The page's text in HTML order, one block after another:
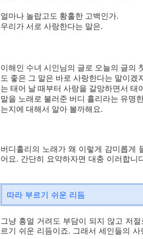
얼마나 놀랍고도 황홀한 고백인가.
우리가 서로 사랑한다는 말은.
이해인 수녀 시인님의 글로 오늘의 글의
도 좋은 그 말은 바로 사랑한다는 말이겠
는 태어 날 때부터 사랑을 갈망하면서
말을 노래로 불러준 버디 홀리라는 유명
는지에 대해서 알아 볼까해요.
버디홀리의 노래가 왜 이렇게 감미롭게
어요. 간단히 요약하자면 대충 이러합니
따라 부르기 쉬운 리듬
그냥 흥얼 거려도 부담이 되지 않고 저
르기 쉬운 리듬이죠. 그래서 세인들의